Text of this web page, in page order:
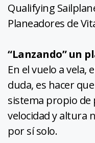
Qualifying
Planeadores de
“Lanzando” un
En el vuelo a vela,
duda, es hacer
sistema propio de
velocidad y altura
por sí solo.